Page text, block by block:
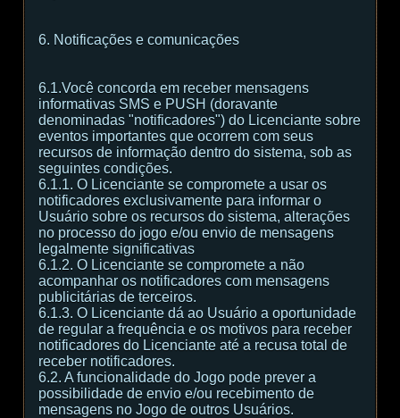
6. Notificações e comunicações
6.1.Você concorda em receber mensagens
informativas SMS e PUSH (doravante
denominadas "notificadores") do Licenciante sobre
eventos importantes que ocorrem com seus
recursos de informação dentro do sistema, sob as
seguintes condições.
6.1.1. O Licenciante se compromete a usar os
notificadores exclusivamente para informar o
Usuário sobre os recursos do sistema, alterações
no processo do jogo e/ou envio de mensagens
legalmente significativas
6.1.2. O Licenciante se compromete a não
acompanhar os notificadores com mensagens
publicitárias de terceiros.
6.1.3. O Licenciante dá ao Usuário a oportunidade
de regular a frequência e os motivos para receber
notificadores do Licenciante até a recusa total de
receber notificadores.
6.2. A funcionalidade do Jogo pode prever a
possibilidade de envio e/ou recebimento de
mensagens no Jogo de outros Usuários.